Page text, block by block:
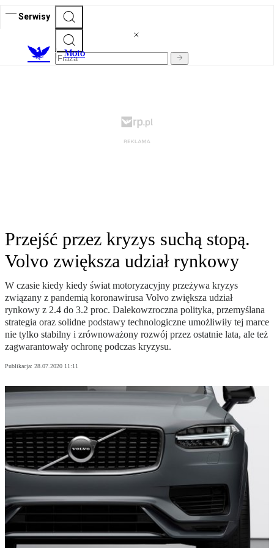
Serwisy
Moto
Przejść przez kryzys suchą stopą.
Volvo zwiększa udział rynkowy
W czasie kiedy kiedy świat motoryzacyjny przeżywa kryzys
związany z pandemią koronawirusa Volvo zwiększa udział
rynkowy z 2.4 do 3.2 proc. Dalekowzroczna polityka, przemyślana
strategia oraz solidne podstawy technologiczne umożliwiły tej marce
nie tylko stabilny i zrównoważony rozwój przez ostatnie lata, ale też
zagwarantowały ochronę podczas kryzysu.
Publikacja: 28.07.2020 11:11